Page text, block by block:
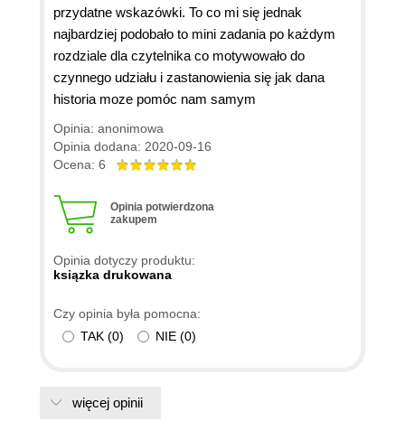
przydatne wskazówki. To co mi się jednak
najbardziej podobało to mini zadania po każdym
rozdziale dla czytelnika co motywowało do
czynnego udziału i zastanowienia się jak dana
historia moze pomóc nam samym
Opinia: anonimowa
Opinia dodana: 2020-09-16
Ocena: 6
Opinia potwierdzona
zakupem
Opinia dotyczy produktu:
ksiązka drukowana
Czy opinia była pomocna:
TAK (0) NIE (0)
więcej opinii